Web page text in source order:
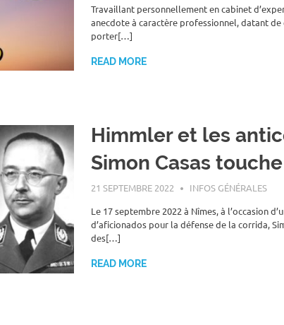
Travaillant personnellement en cabinet
anecdote à caractère professionnel, datant de
porter[…]
READ MORE
Himmler et les
Simon Casas
21 SEPTEMBRE 2022 ROGER LAHANA
INFOS GÉNÉRALES
Le 17 septembre 2022 à Nîmes, à l’occasion
d’aficionados pour la défense de la corrida,
des[…]
READ MORE